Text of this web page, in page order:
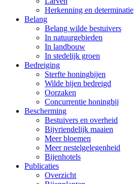
Herkenning en determinatie
Belang
Belang wilde bestuivers
In natuurgebieden
In landbouw
In stedelijk groen
Bedreiging
Sterfte honingbijen
Wilde bijen bedreigd
Oorzaken
Concurrentie honingbij
Bescherming
Bestuivers en overheid
Bijvriendelijk maaien
Meer bloemen
Meer nestelgelegenheid
Bijenhotels
Publicaties
Overzicht